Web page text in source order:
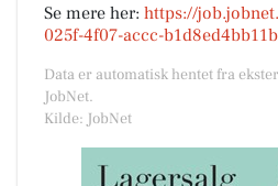
Se mere her: https://
025f-4f07-accc-b1d8ed4bb11b
Data er automatisk hentet fra
JobNet.
Kilde: JobNet